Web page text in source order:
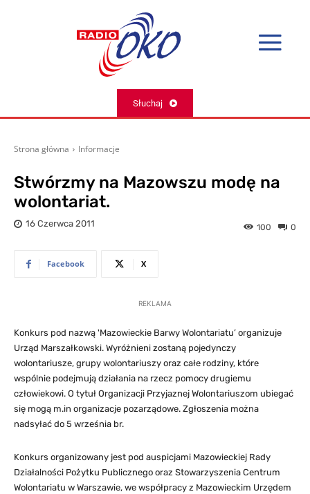
Słuchaj
Strona główna Informacje
Stwórzmy na Mazowszu modę na
wolontariat.
16 Czerwca 2011 0
100
Facebook X
REKLAMA
Konkurs pod nazwą 'Mazowieckie Barwy Wolontariatu’ organizuje
Urząd Marszałkowski. Wyróżnieni zostaną pojedynczy
wolontariusze, grupy wolontariuszy oraz całe rodziny, które
wspólnie podejmują działania na rzecz pomocy drugiemu
człowiekowi. O tytuł Organizacji Przyjaznej Wolontariuszom ubiegać
się mogą m.in organizacje pozarządowe. Zgłoszenia można
nadsyłać do 5 września br.
Konkurs organizowany jest pod auspicjami Mazowieckiej Rady
Działalności Pożytku Publicznego oraz Stowarzyszenia Centrum
Wolontariatu w Warszawie, we współpracy z Mazowieckim Urzędem